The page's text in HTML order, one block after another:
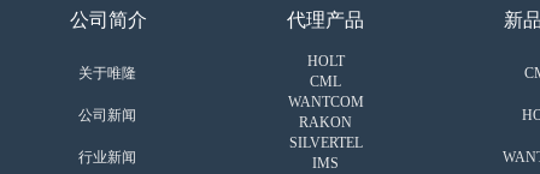
公司简介
关于唯隆
公司新闻
行业新闻
代理产品
HOLT
CML
WANTCOM
RAKON
SILVERTEL
IMS
新